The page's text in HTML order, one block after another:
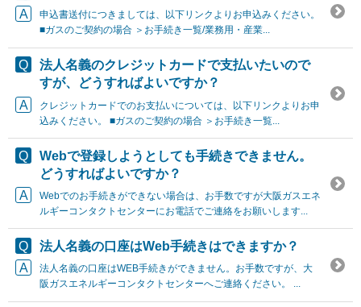
申込書送付につきましては、以下リンクよりお申込みください。
■ガスのご契約の場合 ＞お手続き一覧/業務用・産業...
法人名義のクレジットカードで支払いたいので
すが、どうすればよいですか？
クレジットカードでのお支払いについては、以下リンクよりお申
込みください。 ■ガスのご契約の場合 ＞お手続き一覧...
Webで登録しようとしても手続きできません。
どうすればよいですか？
Webでのお手続きができない場合は、お手数ですが大阪ガスエネ
ルギーコンタクトセンターにお電話でご連絡をお願いします...
法人名義の口座はWeb手続きはできますか？
法人名義の口座はWEB手続きができません。お手数ですが、大
阪ガスエネルギーコンタクトセンターへご連絡ください。 ...